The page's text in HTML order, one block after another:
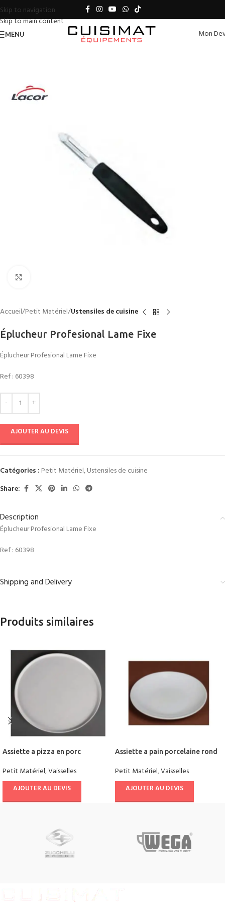
Skip to navigation
Skip to main content
MENU Mon
Accueil Petit Matériel Ustensiles de cuisine
Éplucheur Profesional Lame Fixe
Éplucheur Profesional Lame Fixe
Ref : 60398
AJOUTER AU DEVIS
Catégories : Petit Matériel,Ustensiles de cuisine
Share:
Description
Éplucheur Profesional Lame Fixe
Ref : 60398
Shipping and Delivery
Produits similaires
Assiette a pizza en porc
Petit Matériel,Vaisselles
AJOUTER AU DEVIS
Assiette a pain porcelaine rond
Petit Matériel,Vaisselles
AJOUTER AU DEVIS